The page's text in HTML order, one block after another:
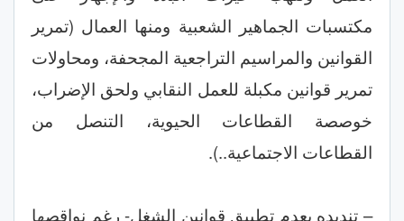
مكتسبات الجماهير الشعبية ومنها العمال (تمرير
القوانين والمراسيم التراجعية المجحفة، ومحاولات
تمرير قوانين مكبلة للعمل النقابي ولحق الإضراب،
خوصصة القطاعات الحيوية، التنصل من
القطاعات الاجتماعية..).
– تنديده بعدم تطبيق قوانين الشغل- رغم نواقصها